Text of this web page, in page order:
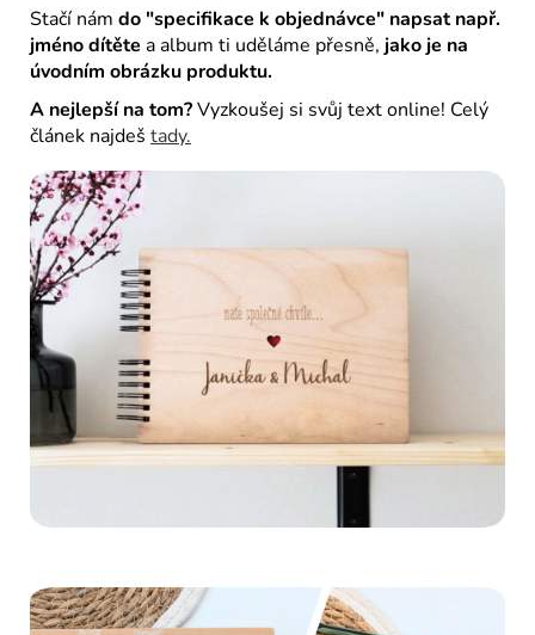
Stačí nám do "specifikace k objednávce" napsat např.
jméno dítěte a album ti uděláme přesně, jako je na
úvodním obrázku produktu.
A nejlepší na tom?Vyzkoušej si svůj text online! Celý
článek najdeš tady.